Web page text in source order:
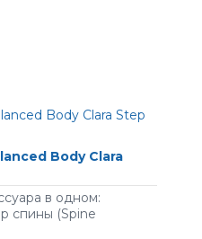
Body Clara
в одном:
спины (Spine